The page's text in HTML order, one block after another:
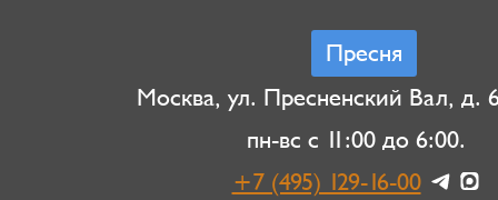
Пресня
Москва, ул. Пресненский Вал, д.
пн-вс с 11:00 до 6:00.
+7 (495) 129-16-00